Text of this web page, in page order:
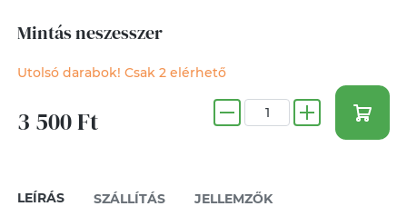
Mintás neszesszer
Utolsó darabok! Csak 2 elérhető
3 500 Ft
LEÍRÁS SZÁLLÍTÁS JELLEMZŐK